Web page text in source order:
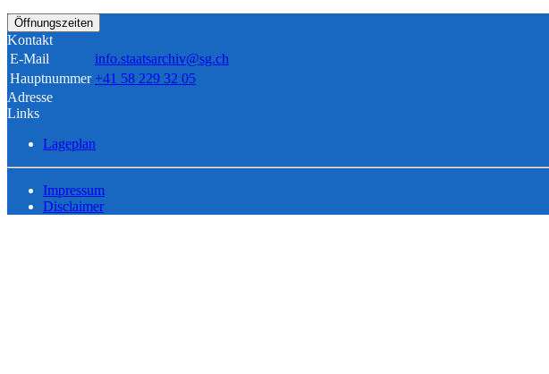
Öffnungszeiten
Kontakt
E-Mail
info.staatsarchiv@sg.ch
Hauptnummer +41 58 229 32 05
Adresse
Links
Lageplan
Impressum
Disclaimer